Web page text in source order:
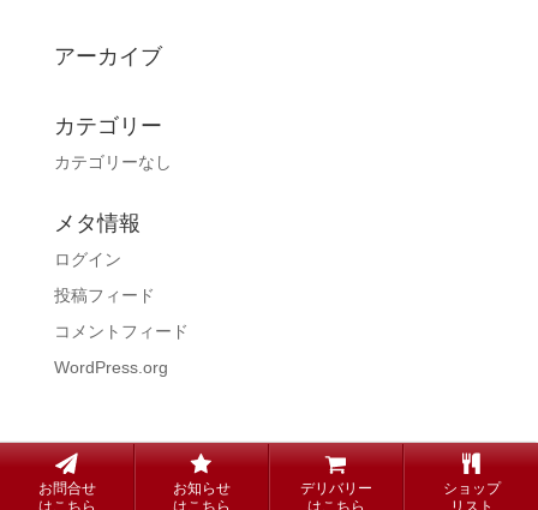
アーカイブ
カテゴリー
カテゴリーなし
メタ情報
ログイン
投稿フィード
コメントフィード
WordPress.org
copyright© Steak KUNI all rights reserved.
お問合せ
はこちら
お知らせ
はこちら
デリバリー
はこちら
ショップ
リスト